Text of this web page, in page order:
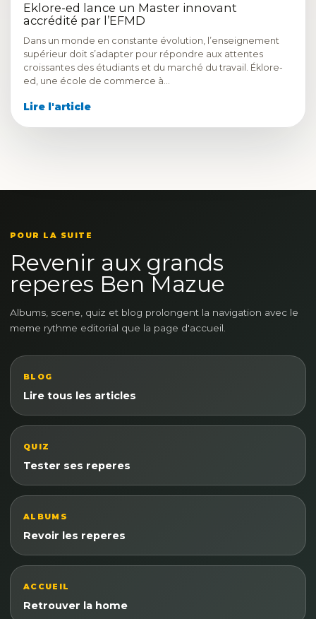
Eklore-ed lance un Master innovant
accrédité par l’EFMD
Dans un monde en constante évolution, l’enseignement
supérieur doit s’adapter pour répondre aux attentes
croissantes des étudiants et du marché du travail. Éklore-
ed, une école de commerce à…
Lire l'article
POUR LA SUITE
Revenir aux grands
reperes Ben Mazue
Albums, scene, quiz et blog prolongent la navigation avec le
meme rythme editorial que la page d'accueil.
BLOG
Lire tous les articles
QUIZ
Tester ses reperes
ALBUMS
Revoir les reperes
ACCUEIL
Retrouver la home